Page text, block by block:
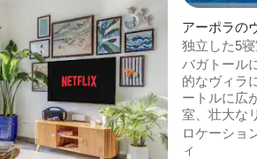
星の平均評価
アーポラの
独立した5
｜50メート
バガトール
的なヴィラ
ートルに広
室、壮大な
ル、サンベ
ックス、そ
ロケーショ
ィ